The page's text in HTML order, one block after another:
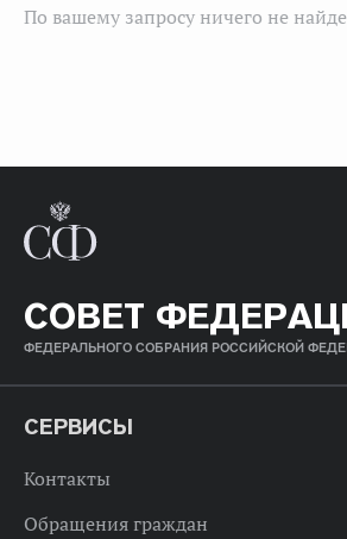
По вашему запросу ничего не
СОВЕТ
ФЕДЕРАЛЬНОГО СОБРАНИЯ РОССИЙСКОЙ
СЕРВИСЫ
Контакты
Обращения граждан